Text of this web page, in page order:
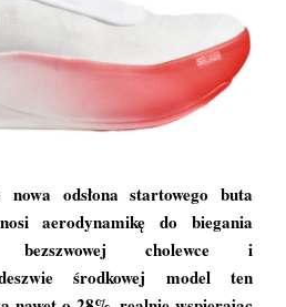
odsłona startowego buta
aerodynamikę do biegania
bezszwowej cholewce i
środkowej model ten